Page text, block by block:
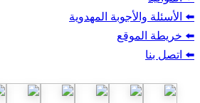
⬅️ الأسئلة والأجوبة المهدوية
⬅️ خريطة الموقع
⬅️ اتصل بنا